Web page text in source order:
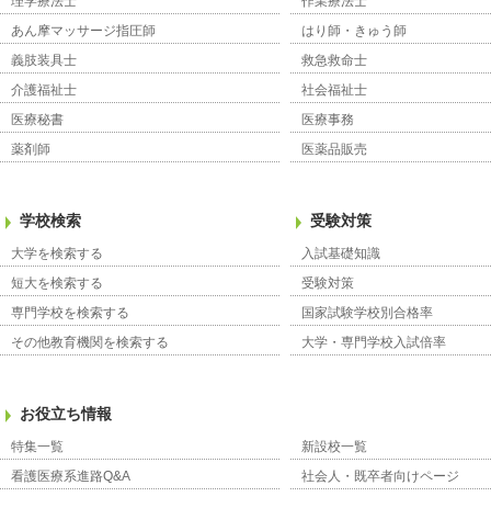
あん摩マッサージ指圧師
はり師・きゅう師
義肢装具士
救急救命士
介護福祉士
社会福祉士
医療秘書
医療事務
薬剤師
医薬品販売
学校検索
大学を検索する
短大を検索する
専門学校を検索する
その他教育機関を検索する
受験対策
入試基礎知識
受験対策
国家試験学校別合格率
大学・専門学校入試倍率
お役立ち情報
特集一覧
新設校一覧
看護医療系進路Q&A
社会人・既卒者向けページ